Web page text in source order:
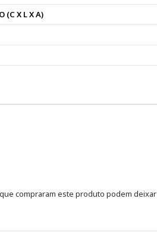
(C X L X A)
compraram este produto podem deixar